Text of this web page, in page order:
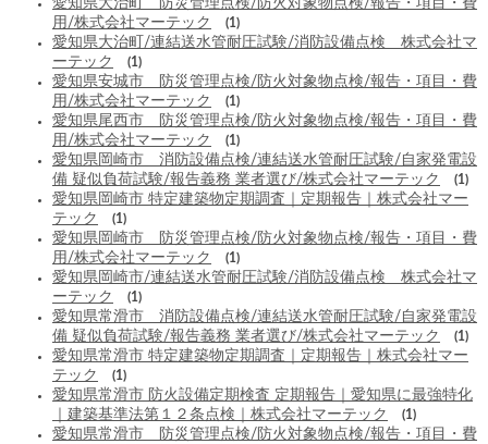
愛知県大治町 防災管理点検/防火対象物点検/報告・項目・費
用/株式会社マーテック
(1)
愛知県大治町/連結送水管耐圧試験/消防設備点検 株式会社マ
ーテック
(1)
愛知県安城市 防災管理点検/防火対象物点検/報告・項目・費
用/株式会社マーテック
(1)
愛知県尾西市 防災管理点検/防火対象物点検/報告・項目・費
用/株式会社マーテック
(1)
愛知県岡崎市 消防設備点検/連結送水管耐圧試験/自家発電設
備 疑似負荷試験/報告義務 業者選び/株式会社マーテック
(1)
愛知県岡崎市 特定建築物定期調査｜定期報告｜株式会社マー
テック
(1)
愛知県岡崎市 防災管理点検/防火対象物点検/報告・項目・費
用/株式会社マーテック
(1)
愛知県岡崎市/連結送水管耐圧試験/消防設備点検 株式会社マ
ーテック
(1)
愛知県常滑市 消防設備点検/連結送水管耐圧試験/自家発電設
備 疑似負荷試験/報告義務 業者選び/株式会社マーテック
(1)
愛知県常滑市 特定建築物定期調査｜定期報告｜株式会社マー
テック
(1)
愛知県常滑市 防火設備定期検査 定期報告｜愛知県に最強特化
｜建築基準法第１２条点検｜株式会社マーテック
(1)
愛知県常滑市 防災管理点検/防火対象物点検/報告・項目・費